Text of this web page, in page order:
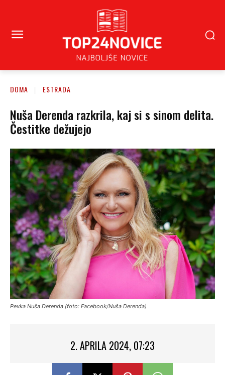
DOMA ESTRADA
Nuša Derenda razkrila, kaj si s sinom delita.
Čestitke dežujejo
Pevka Nuša Derenda (foto: Facebook/Nuša Derenda)
2. APRILA 2024, 07:23